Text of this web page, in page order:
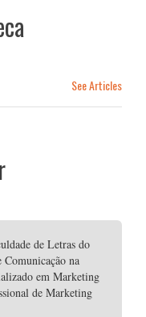
See Articles
de Letras do
na
em Marketing
de Marketing